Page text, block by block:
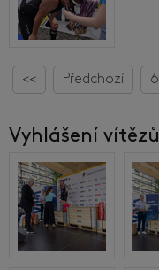
<< Předchozí 6
Vyhlášení vítězů